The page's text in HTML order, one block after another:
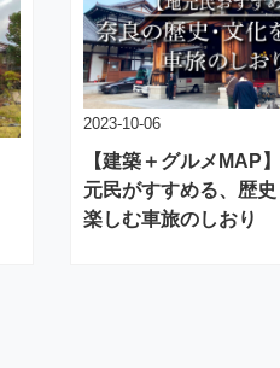
2023-10-06
【建築＋グルメMAP
元民がすすめる、歴
楽しむ車旅のしおり